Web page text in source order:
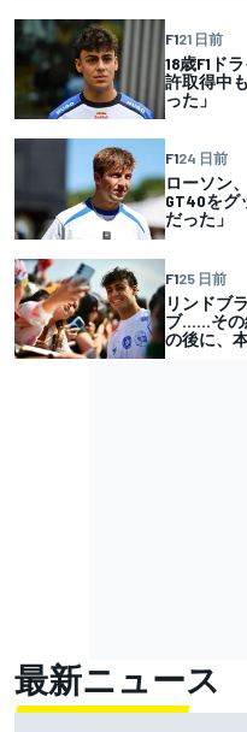
F121 日前
18歳F1ド
許取得中
った」
F124 日前
ローソン
GT40をグ
だった」
F125 日前
リンドブ
ブ……その
の後に、
最新ニュース